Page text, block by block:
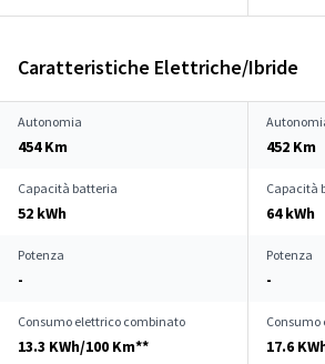
Caratteristiche Elettriche/Ibride
Autonomia
454 Km 452 Km
Capacità batteria
52 kWh
Capacità
64 kWh
Potenza
-
Potenza
-
Consumo elettrico combinato
13.3 KWh/100 Km** 17.6